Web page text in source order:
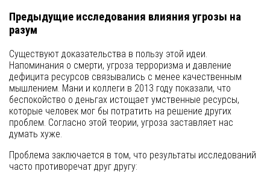
Предыдущие исследования влияния угрозы на
разум
Существуют доказательства в пользу этой идеи.
Напоминания о смерти, угроза терроризма и давление
дефицита ресурсов связывались с менее качественным
мышлением. Мани и коллеги в 2013 году показали, что
беспокойство о деньгах истощает умственные ресурсы,
которые человек мог бы потратить на решение других
проблем. Согласно этой теории, угроза заставляет нас
думать хуже.
Проблема заключается в том, что результаты исследований
часто противоречат друг другу: